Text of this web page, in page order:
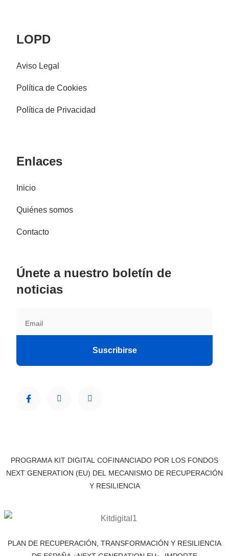
LOPD
Aviso Legal
Política de Cookies
Política de Privacidad
Enlaces
Inicio
Quiénes somos
Contacto
Únete a nuestro boletín de
noticias
Suscribirse
PROGRAMA KIT DIGITAL COFINANCIADO POR LOS FONDOS
NEXT GENERATION (EU) DEL MECANISMO DE RECUPERACIÓN
Y RESILIENCIA
PLAN DE RECUPERACIÓN, TRANSFORMACIÓN Y RESILIENCIA